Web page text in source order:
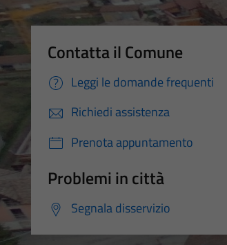
Contatta il Comune
Leggi le domande frequenti
Richiedi assistenza
Prenota appuntamento
Problemi in città
Segnala disservizio